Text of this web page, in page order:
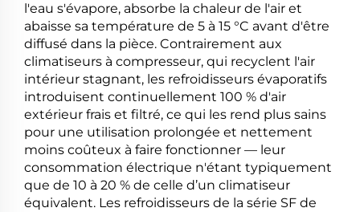
l'eau s'évapore, absorbe la chaleur de l'air et
abaisse sa température de 5 à 15 °C avant d'être
diffusé dans la pièce. Contrairement aux
climatiseurs à compresseur, qui recyclent l'air
intérieur stagnant, les refroidisseurs évaporatifs
introduisent continuellement 100 % d'air
extérieur frais et filtré, ce qui les rend plus sains
pour une utilisation prolongée et nettement
moins coûteux à faire fonctionner — leur
consommation électrique n'étant typiquement
que de 10 à 20 % de celle d’un climatiseur
équivalent. Les refroidisseurs de la série SF de